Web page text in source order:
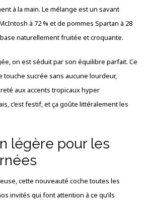
à la main.Le mélange est un savant
à 72 % et de pommes Spartan à 28
naturellement fruitée et croquante.
on est séduit par son équilibre parfait.Ce
touche sucrée sans aucune lourdeur,
aux accents tropicaux hyper
c’est festif, et ça goûte littéralement les
légère pour les
cette nouveauté coche toutes les
invités qui font attention à ce qu’ils